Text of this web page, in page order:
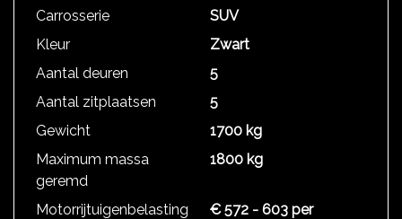
Carrosserie
SUV
Kleur
Zwart
Aantal deuren
5
Aantal zitplaatsen
5
Gewicht
1700 kg
Maximum massa
geremd
1800 kg
Motorrijtuigenbelasting
€ 572 - 603 per